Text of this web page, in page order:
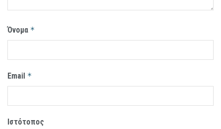
Όνομα *
Email *
Ιστότοπος